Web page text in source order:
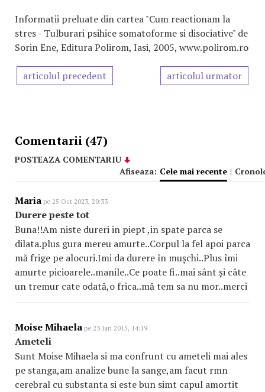
Informatii preluate din cartea "Cum reactionam la
stres - Tulburari psihice somatoforme si disociative" de
Sorin Ene, Editura Polirom, Iasi, 2005, www.polirom.ro
articolul precedent articolul urmator
Comentarii (47)
POSTEAZA COMENTARIU
Afiseaza: Cele mai recente |
Maria pe 25 Oct 2023, 20:33
Durere peste tot
Buna!!Am niste dureri in piept ,in spate parca se
dilata.plus gura mereu amurte..Corpul la fel apoi parca
mă frige pe alocuri.Imi da durere în mușchi..Plus îmi
amurte picioarele..manile..Ce poate fi..mai sânt și câte
un tremur cate odată,o frica..mă tem sa nu mor..merci
Moise Mihaela pe 23 Ian 2015, 14:19
Ameteli
Sunt Moise Mihaela si ma confrunt cu ameteli mai ales
pe stanga,am analize bune la sange,am facut rmn
cerebral cu substanta si este bun simt capul amortit